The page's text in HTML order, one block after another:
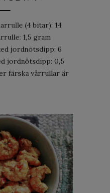
(4 bitar): 14
1,5 gram
jordnötsdipp: 6
jordnötsdipp: 0,5
färska vårrullar är